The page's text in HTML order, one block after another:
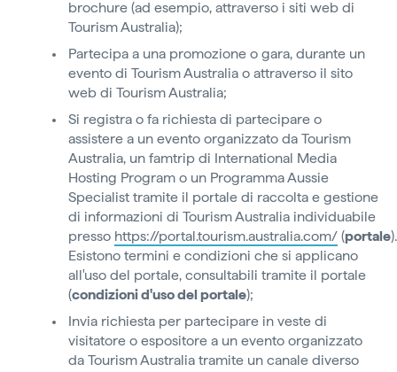
brochure (ad esempio, attraverso i siti web di
Tourism Australia);
Partecipa a una promozione o gara, durante un
evento di Tourism Australia o attraverso il sito
web di Tourism Australia;
Si registra o fa richiesta di partecipare o
assistere a un evento organizzato da Tourism
Australia, un famtrip di International Media
Hosting Program o un Programma Aussie
Specialist tramite il portale di raccolta e gestione
di informazioni di Tourism Australia individuabile
presso https://portal.tourism.australia.com/ (portale).
Esistono termini e condizioni che si applicano
all'uso del portale, consultabili tramite il portale
(condizioni d'uso del portale);
Invia richiesta per partecipare in veste di
visitatore o espositore a un evento organizzato
da Tourism Australia tramite un canale diverso